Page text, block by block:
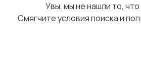
Увы, мы не нашли то, что
Смягчите условия поиска и